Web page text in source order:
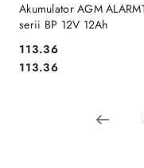
Akumulator AGM
serii BP 12V 12Ah
Cena:
113.36
Cena:
113.36